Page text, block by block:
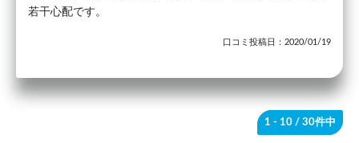
若干心配です。
口コミ投稿日：2020/01/19
1 - 10 / 30件中